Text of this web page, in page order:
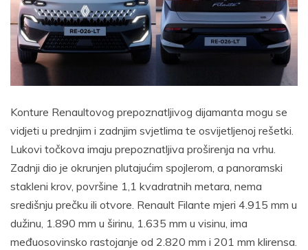
Konture Renaultovog prepoznatljivog dijamanta mogu se
vidjeti u prednjim i zadnjim svjetlima te osvijetljenoj rešetki.
Lukovi točkova imaju prepoznatljiva proširenja na vrhu.
Zadnji dio je okrunjen plutajućim spojlerom, a panoramski
stakleni krov, površine 1,1 kvadratnih metara, nema
središnju prečku ili otvore. Renault Filante mjeri 4.915 mm u
dužinu, 1.890 mm u širinu, 1.635 mm u visinu, ima
međuosovinsko rastojanje od 2.820 mm i 201 mm klirensa.